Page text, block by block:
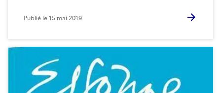
Publié le15 mai 2019